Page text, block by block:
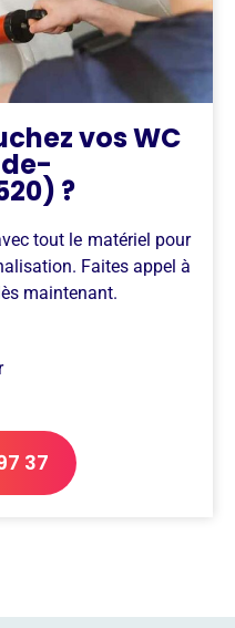
vos WC
?
tout le matériel pour
Faites appel à
maintenant.
37